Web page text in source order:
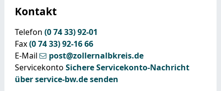
Kontakt
Telefon (07433) 92-01
Fax(07433) 92-1666
E-Mail
post@zollernalbkreis.de
Servicekonto Sichere Servicekonto-Nachricht
über service-bw.de senden